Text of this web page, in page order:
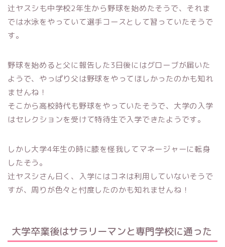
辻ヤスシも中学校2年生から野球を始めたそうで、それま
では水泳をやっていて選手コースとして習っていたそうで
す。
野球を始めると父に報告した3日後にはグローブが届いた
ようで、やっぱり父は野球をやってほしかったのかも知れ
ませんね！
そこから高校時代も野球をやっていたそうで、大学の入学
はセレクションを受けて特待生で入学できたようです。
しかし大学4年生の時に膝を怪我してマネージャーに転身
したそう。
辻ヤスシさん曰く、入学にはコネは利用していないそうで
すが、周りが色々と忖度したのかも知れませんね！
大学卒業後はサラリーマンと専門学校に通った